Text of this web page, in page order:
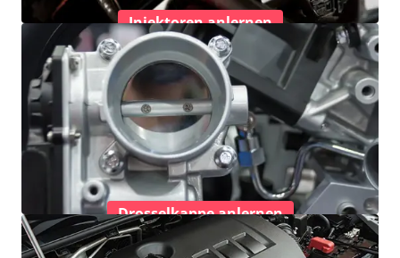
Injektoren anlernen
Drosselkappe anlernen